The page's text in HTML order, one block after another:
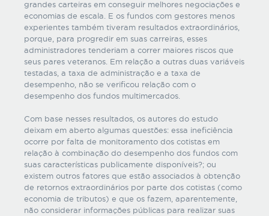
grandes carteiras em conseguir melhores negociações e
economias de escala. E os fundos com gestores menos
experientes também tiveram resultados extraordinários,
porque, para progredir em suas carreiras, esses
administradores tenderiam a correr maiores riscos que
seus pares veteranos. Em relação a outras duas variáveis
testadas, a taxa de administração e a taxa de
desempenho, não se verificou relação com o
desempenho dos fundos multimercados.
Com base nesses resultados, os autores do estudo
deixam em aberto algumas questões: essa ineficiência
ocorre por falta de monitoramento dos cotistas em
relação à combinação do desempenho dos fundos com
suas características publicamente disponíveis?; ou
existem outros fatores que estão associados à obtenção
de retornos extraordinários por parte dos cotistas (como
economia de tributos) e que os fazem, aparentemente,
não considerar informações públicas para realizar suas